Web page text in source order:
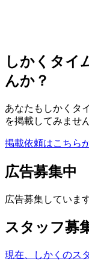
しかくタイ
んか？
あなたもしかくタ
を掲載してみませ
掲載依頼はこちら
広告募集中
広告募集しています
スタッフ募
現在、しかくのス